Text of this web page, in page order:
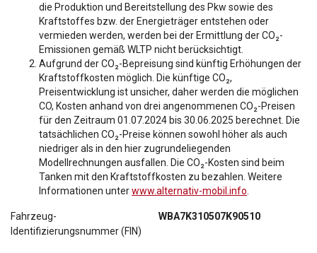
die Produktion und Bereitstellung des Pkw sowie des
Kraftstoffes bzw. der Energieträger entstehen oder
vermieden werden, werden bei der Ermittlung der CO₂-
Emissionen gemäß WLTP nicht berücksichtigt.
Aufgrund der CO₂-Bepreisung sind künftig Erhöhungen der
Kraftstoffkosten möglich. Die künftige CO₂,
Preisentwicklung ist unsicher, daher werden die möglichen
CO, Kosten anhand von drei angenommenen CO₂-Preisen
für den Zeitraum 01.07.2024 bis 30.06.2025 berechnet. Die
tatsächlichen CO₂-Preise können sowohl höher als auch
niedriger als in den hier zugrundeliegenden
Modellrechnungen ausfallen. Die CO₂-Kosten sind beim
Tanken mit den Kraftstoffkosten zu bezahlen. Weitere
Informationen unterwww.alternativ-mobil.info.
Fahrzeug-
Identifizierungsnummer (FIN)
WBA7K310507K90510